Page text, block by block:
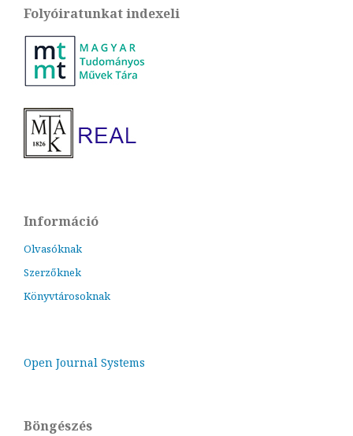
Folyóiratunkat indexeli
Információ
Olvasóknak
Szerzőknek
Könyvtárosoknak
Open Journal Systems
Böngészés